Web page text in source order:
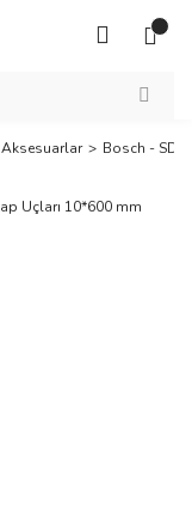
Aksesuarlar Bosch -